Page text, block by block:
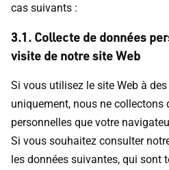
cas suivants :
3.1. Collecte de données
visite de notre site Web
Si vous utilisez le site Web à
uniquement, nous ne collectons
personnelles que votre
Si vous souhaitez consulter
les données suivantes, qui sont